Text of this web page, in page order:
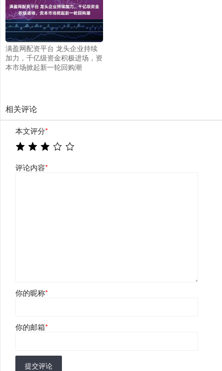
满盈网配资平台 龙头企业持续
加力，千亿级资金积极进场，资
本市场掀起新一轮回购潮
相关评论
本文评分*
评论内容*
你的昵称*
你的邮箱*
提交评论